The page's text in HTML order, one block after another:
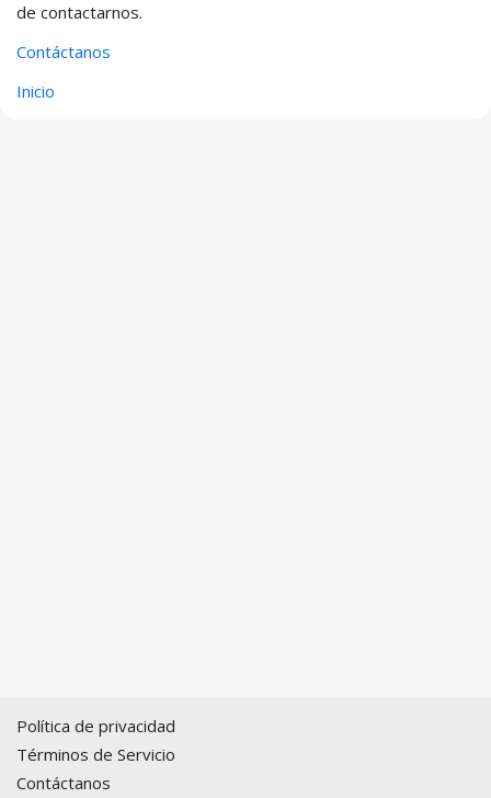
de contactarnos.
Contáctanos
Inicio
Política de privacidad
Términos de Servicio
Contáctanos